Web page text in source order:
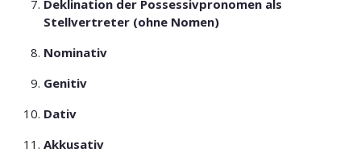
Deklination der Possessivpronomen als
Stellvertreter (ohne Nomen)
Nominativ
Genitiv
Dativ
Akkusativ